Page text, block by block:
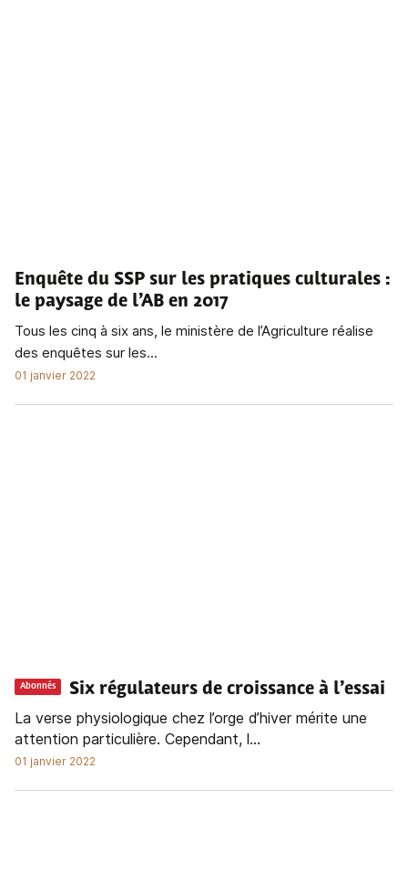
Enquête du SSP sur les pratiques culturales :
le paysage de l’AB en 2017
Tous les cinq à six ans, le ministère de l’Agriculture réalise
des enquêtes sur les...
01 janvier 2022
Abonnés
Six régulateurs de croissance à l’essai
La verse physiologique chez l’orge d’hiver mérite une
attention particulière. Cependant, l...
01 janvier 2022